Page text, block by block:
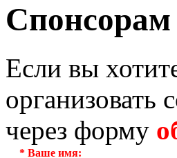
Спонсорам
Если вы
организовать
через форму
* Ваше имя: